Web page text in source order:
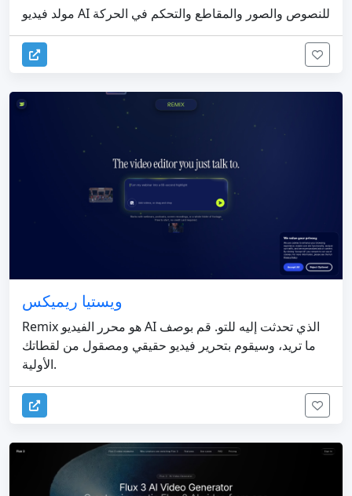
مولد فيديو AI للنصوص والصور والمقاطع والتحكم في الحركة
ويستيا ريميكس
Remix هو محرر الفيديو AI الذي تحدثت إليه للتو. قم بوصف
ما تريد، وسيقوم بتحرير فيديو حقيقي ومصقول من لقطاتك
الأولية.